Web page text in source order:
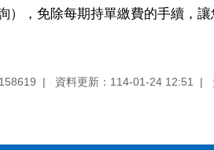
），免除每期持單繳費的手續，讓
158619 資料更新： 114-01-24 12:51